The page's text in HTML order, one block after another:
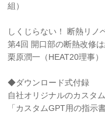
組）
しくじらない！ 断熱リノ
第4回 開口部の断熱改修
栗原潤一（HEAT20理事）
◆ダウンロード式付録
自社オリジナルのカスタ
「カスタムGPT用の指示